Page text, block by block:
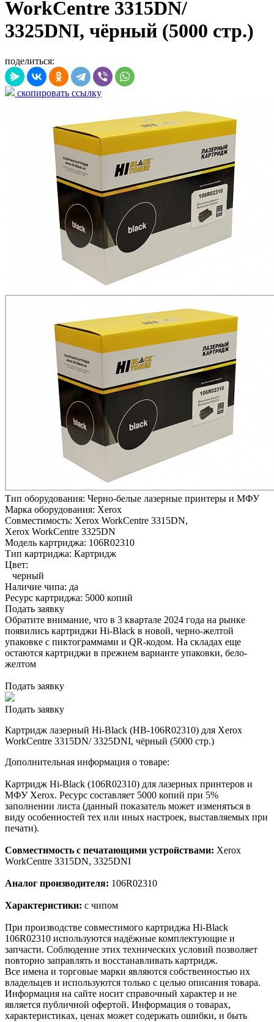
WorkCentre 3315DN/
3325DNI, чёрный (5000 стр.)
поделиться:
скопировать ссылку
Тип оборудования: Черно-белые лазерные принтеры и МФУ
Марка оборудования: Xerox
Совместимость: Xerox WorkCentre 3315DN,
Xerox WorkCentre 3325DN
Модель картриджа: 106R02310
Тип картриджа: Картридж
Цвет:
черный
Наличие чипа: да
Ресурс картриджа: 5000 копий
Подать заявку
Обратите внимание, что в 3 квартале 2024 года на рынке
появились картриджи Hi-Black в новой, черно-желтой
упаковке с пиктограммами и QR-кодом. На складах еще
остаются картриджи в прежнем варианте упаковки, бело-
желтом
Подать заявку
Подать заявку
Картридж лазерный Hi-Black (HB-106R02310) для Xerox
WorkCentre 3315DN/ 3325DNI, чёрный (5000 стр.)
Дополнительная информация о товаре:
Картридж Hi-Black (106R02310) для лазерных принтеров и
МФУ Xerox. Ресурс составляет 5000 копий при 5%
заполнении листа (данный показатель может изменяться в
виду особенностей тех или иных настроек, выставляемых при
печати).
Совместимость с печатающими устройствами: Xerox
WorkCentre 3315DN, 3325DNI
Аналог производителя: 106R02310
Характеристики: с чипом
При производстве совместимого картриджа Hi-Black
106R02310 используются надёжные комплектующие и
запчасти. Соблюдение этих технических условий позволяет
повторно заправлять и восстанавливать картридж.
Все имена и торговые марки являются собственностью их
владельцев и используются только с целью описания товара.
Информация на сайте носит справочный характер и не
является публичной офертой. Информация о товарах,
характеристиках, ценах может содержать ошибки, и быть